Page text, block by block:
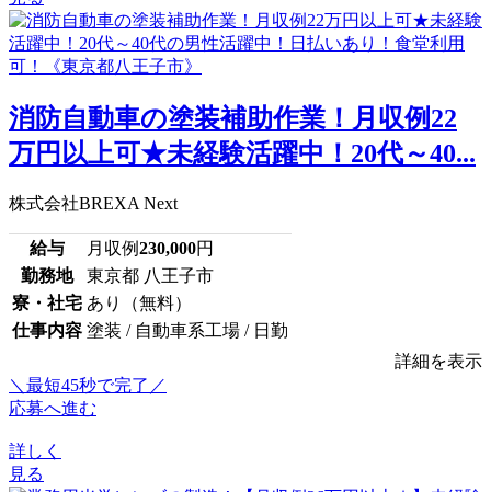
消防自動車の塗装補助作業！月収例22
万円以上可★未経験活躍中！20代～40...
株式会社BREXA Next
給与 月収例230,000円
勤務地
東京都 八王子市
寮・社宅 あり（無料）
仕事内容 塗装 / 自動車系工場 / 日勤
詳細を表示
＼最短45秒で完了／
応募へ進む
詳しく
見る